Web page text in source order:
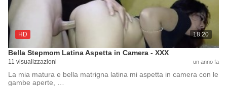
HD 18:20
Bella Stepmom Latina Aspetta in Camera - XXX
11 visualizzazioni un anno fa
La mia matura e bella matrigna latina mi aspetta in camera con le
gambe aperte, …